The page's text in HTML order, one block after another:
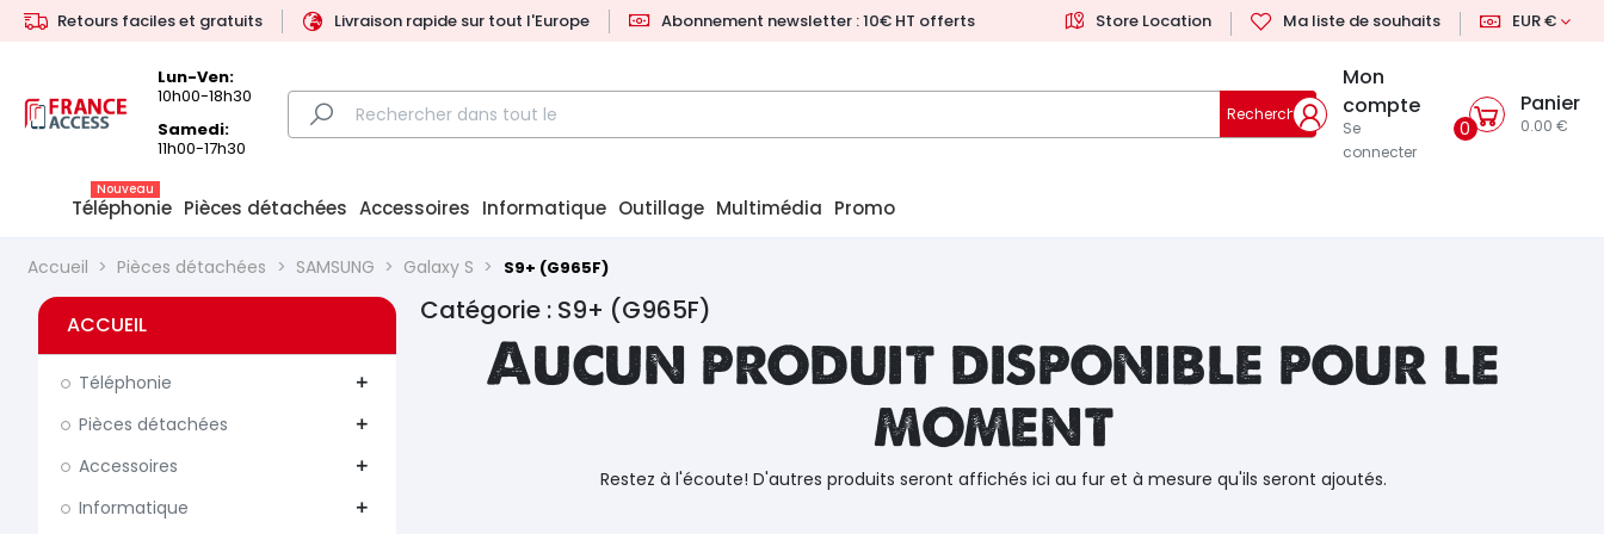
Retours faciles et gratuits Livraison rapide sur tout l'Europe Abonnement newsletter : 10€ HT offerts Store Location Ma liste de souhaits EUR €
Lun-Ven:
10h00-18h30
Samedi:
11h00-17h30
Rechercher
Mon
compte
Se
connecter
0
Panier
0.00 €
Téléphonie
Nouveau
Pièces détachées Accessoires Informatique Outillage Multimédia Promo
Accueil Pièces détachées SAMSUNG Galaxy S S9+ (G965F)
ACCUEIL
Téléphonie add
Pièces détachées add
Accessoires add
Informatique add
Catégorie : S9+ (G965F)
Aucun produit disponible pour le
moment
Restez à l'écoute! D'autres produits seront affichés ici au fur et à mesure qu'ils seront ajoutés.